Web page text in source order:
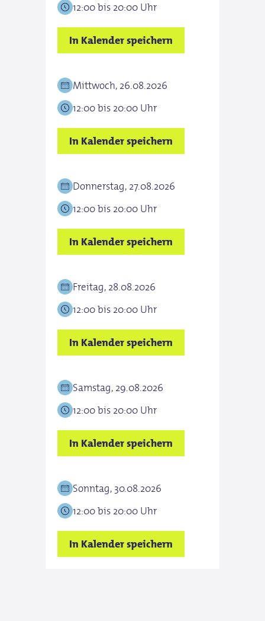
12:00 bis 20:00 Uhr
In Kalender speichern
Mittwoch, 26.08.2026
12:00 bis 20:00 Uhr
In Kalender speichern
Donnerstag, 27.08.2026
12:00 bis 20:00 Uhr
In Kalender speichern
Freitag, 28.08.2026
12:00 bis 20:00 Uhr
In Kalender speichern
Samstag, 29.08.2026
12:00 bis 20:00 Uhr
In Kalender speichern
Sonntag, 30.08.2026
12:00 bis 20:00 Uhr
In Kalender speichern